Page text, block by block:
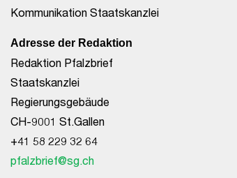
Kommunikation Staatskanzlei
Adresse der Redaktion
Redaktion Pfalzbrief
Staatskanzlei
Regierungsgebäude
CH-9001 St.Gallen
+41 58 229 32 64
pfalzbrief@sg.ch